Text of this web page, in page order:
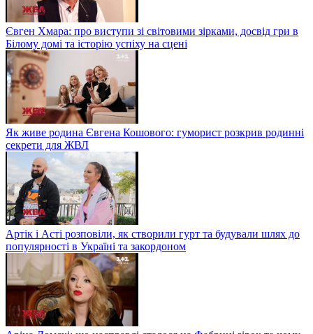
Євген Хмара: про виступи зі світовими зірками, досвід гри в
Білому домі та історію успіху на сцені
Як живе родина Євгена Кошового: гуморист розкрив родинні
секрети для ЖВЛ
Артік і Асті розповіли, як створили гурт та будували шлях до
популярності в Україні та закордоном